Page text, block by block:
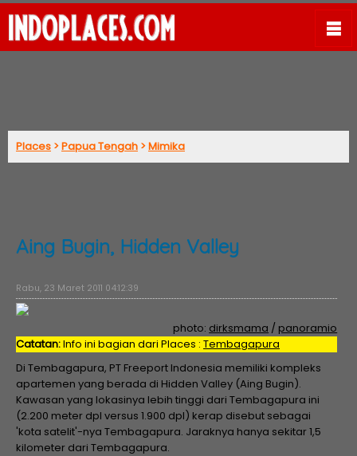
Places >Papua Tengah >Mimika
Aing Bugin, Hidden Valley
Rabu, 23 Maret 2011 04:12:39
photo: dirksmama / panoramio
Catatan:Info ini bagian dari Places : Tembagapura
Di Tembagapura, PT Freeport Indonesia memiliki kompleks
apartemen yang berada di Hidden Valley (Aing Bugin).
Kawasan yang lokasinya lebih tinggi dari Tembagapura ini
(2.200 meter dpl versus 1.900 dpl) kerap disebut sebagai
'kota satelit'-nya Tembagapura. Jaraknya hanya sekitar 1,5
kilometer dari Tembagapura.